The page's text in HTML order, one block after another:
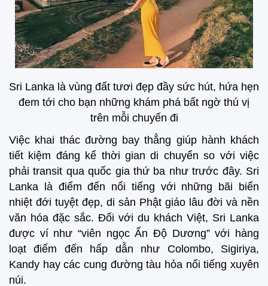
Sri Lanka là vùng đất tươi đẹp đầy sức hút, hứa hẹn
đem tới cho bạn những khám phá bất ngờ thú vị
trên mỗi chuyến đi
Việc khai thác đường bay thẳng giúp hành khách
tiết kiệm đáng kể thời gian di chuyển so với việc
phải transit qua quốc gia thứ ba như trước đây. Sri
Lanka là điểm đến nổi tiếng với những bãi biển
nhiệt đới tuyệt đẹp, di sản Phật giáo lâu đời và nền
văn hóa đặc sắc. Đối với du khách Việt, Sri Lanka
được ví như “viên ngọc Ấn Độ Dương” với hàng
loạt điểm đến hấp dẫn như Colombo, Sigiriya,
Kandy hay các cung đường tàu hỏa nổi tiếng xuyên
núi.